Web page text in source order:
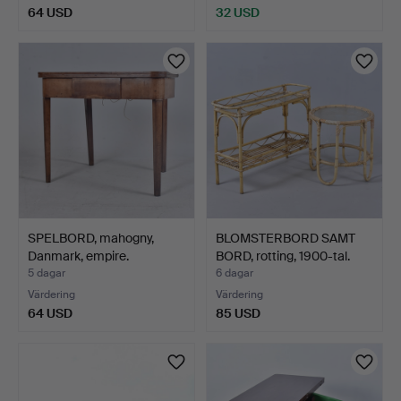
64 USD 32 USD
SPELBORD, mahogny,
Danmark, empire.
5 dagar
Värdering
64 USD
BLOMSTERBORD SAMT
BORD, rotting, 1900-tal.
6 dagar
Värdering
85 USD